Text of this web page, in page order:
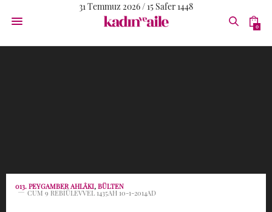
31 Temmuz 2026 / 15 Safer 1448
0
013. PEYGAMBER AHLÂKI, BÜLTEN
CUM 9 REBIÜLEVVEL 1435AH 10-1-2014AD